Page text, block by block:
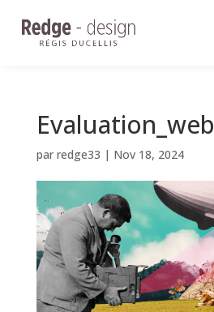
Evaluation_web
par redge33 | Nov 18, 2024